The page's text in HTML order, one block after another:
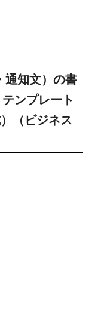
通知文）の書
ンプレート
（ビジネス